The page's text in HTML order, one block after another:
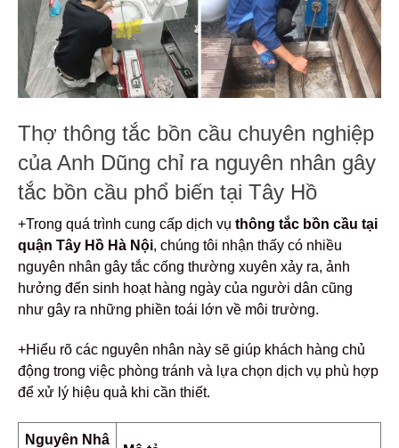
Thợ thông tắc bồn cầu chuyên nghiệp
của Anh Dũng chỉ ra nguyên nhân gây
tắc bồn cầu phổ biến tại Tây Hồ
+Trong quá trình cung cấp dịch vụ thông tắc bồn cầu tại
quận Tây Hồ Hà Nội, chúng tôi nhận thấy có nhiều
nguyên nhân gây tắc cống thường xuyên xảy ra, ảnh
hưởng đến sinh hoạt hàng ngày của người dân cũng
như gây ra những phiền toái lớn về môi trường.
+Hiểu rõ các nguyên nhân này sẽ giúp khách hàng chủ
động trong việc phòng tránh và lựa chọn dịch vụ phù hợp
để xử lý hiệu quả khi cần thiết.
Nguyên Nhâ